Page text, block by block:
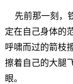
先前那一刻，
定在自己身体的
呼啸而过的箭枝
擦着自己的大腿
眼。